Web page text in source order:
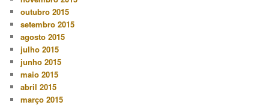
outubro 2015
setembro 2015
agosto 2015
julho 2015
junho 2015
maio 2015
abril 2015
março 2015